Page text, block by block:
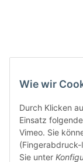
Wie wir
Durch Klicken
Einsatz
Vimeo. Sie
Sie unter